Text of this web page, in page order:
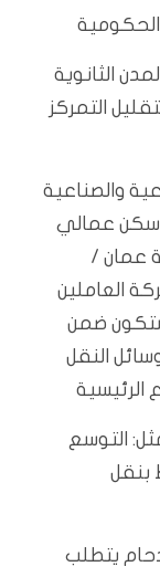
الحكومية
الثانوية
التمركز
والصناعية
سكن عمالي
عمان /
العاملين
ضمن
النقل
التوسع
بنقل
يتطلب